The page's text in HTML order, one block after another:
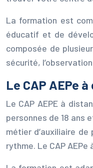
La formation est
éducatif et de
composée de
sécurité,
Le CAP AEPe
Le CAP AEPE à
personnes de 18 ans
métier d’auxiliaire
rythme. Le CAP